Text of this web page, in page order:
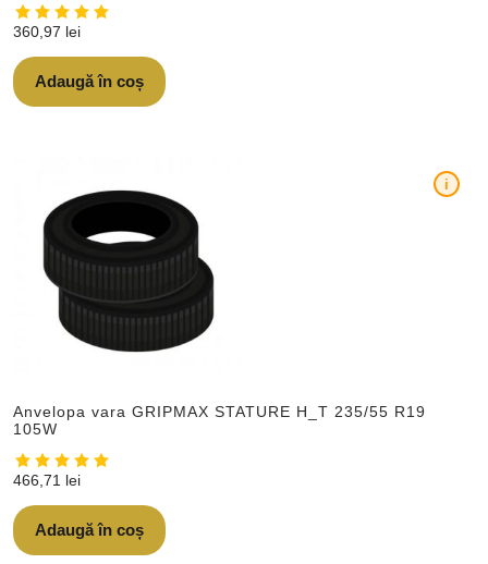
360,97 lei
Adaugă în coș
Anvelopa vara GRIPMAX STATURE H_T 235/55 R19
105W
i
466,71 lei
Adaugă în coș